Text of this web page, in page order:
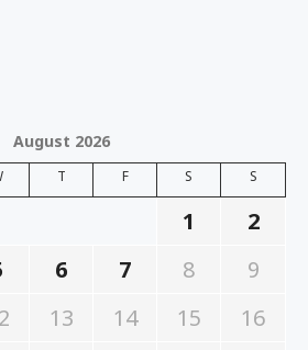
August 2026
T F S S
1
2
6 7 8
9
13 14 15
16